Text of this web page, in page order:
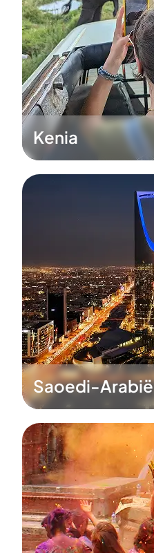
Kenia
Saoedi-Arabië